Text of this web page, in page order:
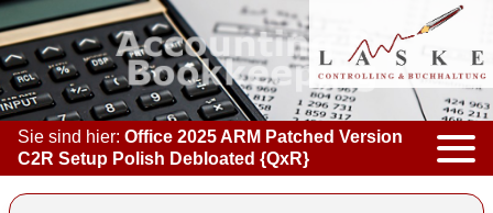
Sie sind hier: Office 2025 ARM Patched Version
C2R Setup Polish Debloated {QxR}
KOMPETENZEN